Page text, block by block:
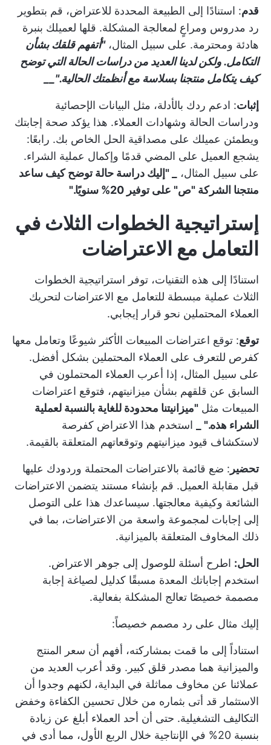
قدم: استنادًا إلى الطبيعة المحددة للاعتراض، قم بتطوير
رد مدروس ومراعٍ لمعالجة المشكلة. قلها لعميلك بنبرة
هادئة ومحترمة. على سبيل المثال،"أتفهم قلقك بشأن
التكامل. ولكن لدينا العديد من دراسات الحالة التي توضح
كيف يتكامل منتجنا بسلاسة مع أنظمتك الحالية."__
إثبات: ادعم ردك بالأدلة، مثل البيانات الإحصائية
ودراسات الحالة وشهادات العملاء. هذا يؤكد صحة إجابتك
ويطمئن عميلك على مصداقية الحل الخاص بك. رابعًا:
يشجع العميل على المضي قدمًا وإكمال عملية الشراء.
على سبيل المثال،
_ "إليك دراسة حالة توضح كيف ساعد
منتجنا الشركة "ص" على توفير 20% سنويًا."
إستراتيجية الخطوات الثلاث في
التعامل مع الاعتراضات
استنادًا إلى هذه التقنيات، توفر استراتيجية الخطوات
الثلاث عملية مبسطة للتعامل مع الاعتراضات لتحريك
العملاء المحتملين نحو قرار إيجابي.
توقع: توقع اعتراضات المبيعات الأكثر شيوعًا وتعامل معها
كفرص للتعرف على العملاء المحتملين بشكل أفضل.
على سبيل المثال، إذا أعرب العملاء المحتملون في
السابق عن قلقهم بشأن ميزانيتهم، فتوقع اعتراضات
المبيعات مثل "ميزانيتنا محدودة للغاية بالنسبة لعملية
الشراء هذه." _
استخدم هذا الاعتراض كفرصة
لاستكشاف قيود ميزانيتهم وتوقعاتهم المتعلقة بالقيمة.
تحضير : ضع قائمة بالاعتراضات المحتملة وردودك عليها
قبل مقابلة العميل. قم بإنشاء مستند يتضمن الاعتراضات
الشائعة وكيفية معالجتها. سيساعدك هذا على التوصل
إلى إجابات لمجموعة واسعة من الاعتراضات، بما في
ذلك المخاوف المتعلقة بالميزانية.
الحل: اطرح أسئلة للوصول إلى جوهر الاعتراض.
استخدم إجاباتك المعدة مسبقًا كدليل لصياغة إجابة
مصممة خصيصًا تعالج المشكلة بفعالية.
إليك مثال على رد مصمم خصيصاً:
استناداً إلى ما قمت بمشاركته، أفهم أن سعر المنتج
والميزانية هما مصدر قلق كبير. وقد أعرب العديد من
عملائنا عن مخاوف مماثلة في البداية، لكنهم وجدوا أن
الاستثمار قد أتى بثماره من خلال تحسين الكفاءة وخفض
التكاليف التشغيلية. حتى أن أحد العملاء أبلغ عن زيادة
بنسبة 20% في الإنتاجية خلال الربع الأول، مما أدى في